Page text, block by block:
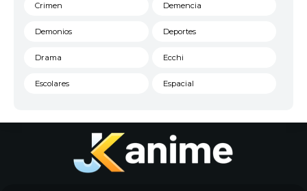
Crimen Demencia
Demonios Deportes
Drama Ecchi
Escolares Espacial
Historico
Josei